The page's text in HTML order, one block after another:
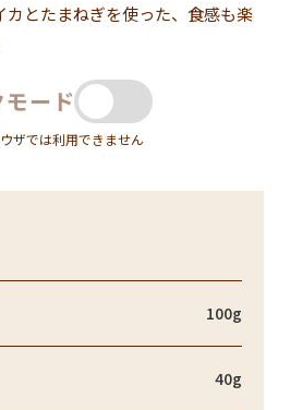
カとたまねぎを使った、食感も楽
モード
ザでは利用できません
100g
40g